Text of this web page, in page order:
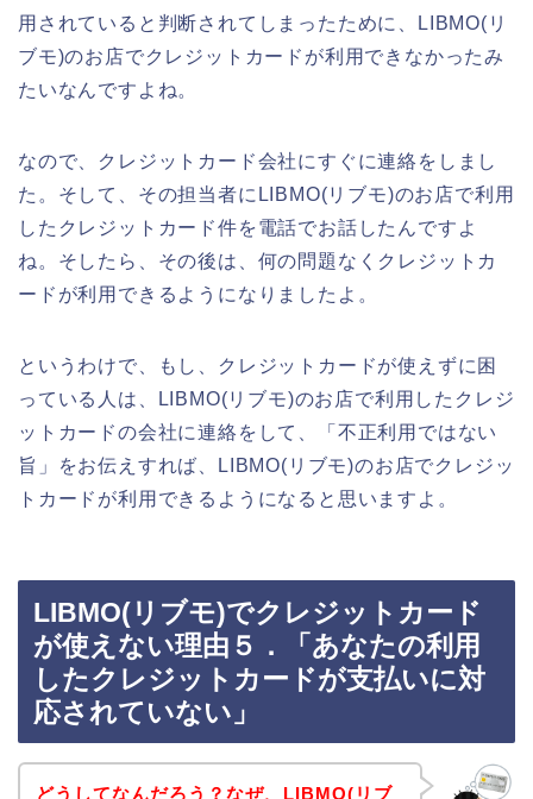
用されていると判断されてしまったために、LIBMO(リ
ブモ)のお店でクレジットカードが利用できなかったみ
たいなんですよね。
なので、クレジットカード会社にすぐに連絡をしまし
た。そして、その担当者にLIBMO(リブモ)のお店で利用
したクレジットカード件を電話でお話したんですよ
ね。そしたら、その後は、何の問題なくクレジットカ
ードが利用できるようになりましたよ。
というわけで、もし、クレジットカードが使えずに困
っている人は、LIBMO(リブモ)のお店で利用したクレジ
ットカードの会社に連絡をして、「不正利用ではない
旨」をお伝えすれば、LIBMO(リブモ)のお店でクレジッ
トカードが利用できるようになると思いますよ。
LIBMO(リブモ)でクレジットカード
が使えない理由５．「あなたの利用
したクレジットカードが支払いに対
応されていない」
どうしてなんだろう？なぜ、LIBMO(リブ